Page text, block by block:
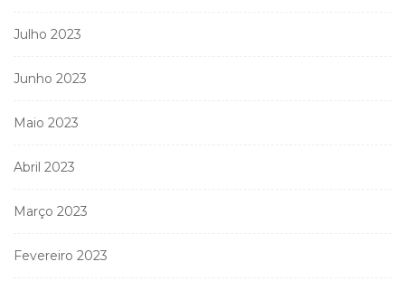
Julho 2023
Junho 2023
Maio 2023
Abril 2023
Março 2023
Fevereiro 2023